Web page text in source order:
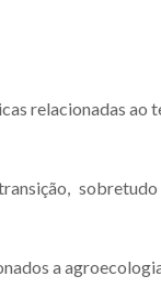
relacionadas ao
a